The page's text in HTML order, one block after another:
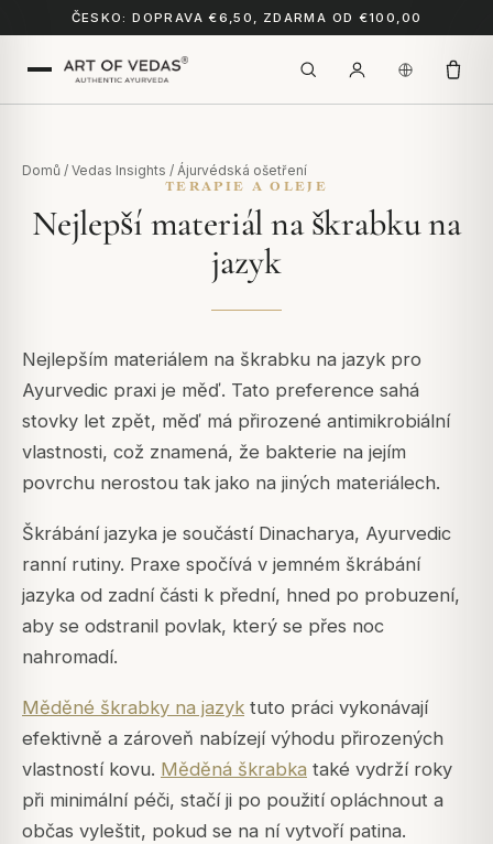
ČESKO: DOPRAVA €6,50, ZDARMA OD €100,00
Domů / Vedas Insights / Ájurvédská ošetření
TERAPIE A OLEJE
Nejlepší materiál na škrabku na
jazyk
Nejlepším materiálem na škrabku na jazyk pro
Ayurvedic praxi je měď. Tato preference sahá
stovky let zpět, měď má přirozené antimikrobiální
vlastnosti, což znamená, že bakterie na jejím
povrchu nerostou tak jako na jiných materiálech.
Škrábání jazyka je součástí Dinacharya, Ayurvedic
ranní rutiny. Praxe spočívá v jemném škrábání
jazyka od zadní části k přední, hned po probuzení,
aby se odstranil povlak, který se přes noc
nahromadí.
Měděné škrabky na jazyk tuto práci vykonávají
efektivně a zároveň nabízejí výhodu přirozených
vlastností kovu. Měděná škrabka také vydrží roky
při minimální péči, stačí ji po použití opláchnout a
občas vyleštit, pokud se na ní vytvoří patina.